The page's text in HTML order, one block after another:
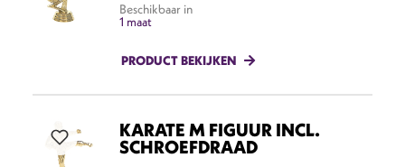
Beschikbaar in
1 maat
PRODUCT BEKIJKEN
KARATE M FIGUUR INCL.
SCHROEFDRAAD